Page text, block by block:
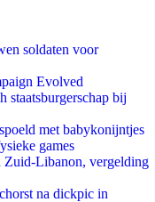
soldaten voor
Evolved
staatsburgerschap bij
met babykonijntjes
games
Zuid-Libanon, vergelding
na dickpic in